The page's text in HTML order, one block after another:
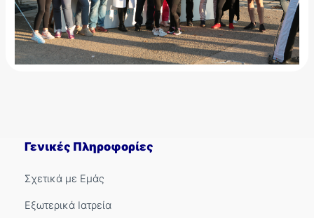
Γενικές Πληροφορίες
Σχετικά με Εμάς
Εξωτερικά Ιατρεία